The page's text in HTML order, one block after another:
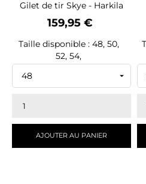
Gilet de tir Skye - Harkila
Prix
159,95 €
Taille disponible : 48, 50,
52, 54,
AJOUTER AU PANIER